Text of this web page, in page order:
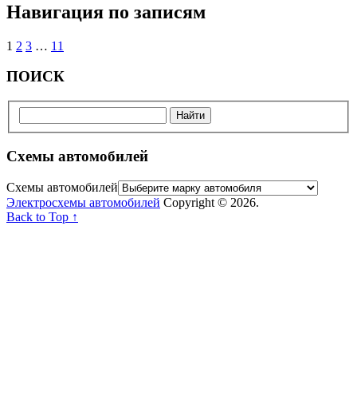
Навигация по записям
1 2 3 … 11
ПОИСК
Схемы автомобилей
Схемы автомобилей
Электросхемы автомобилей Copyright © 2026.
Back to Top ↑